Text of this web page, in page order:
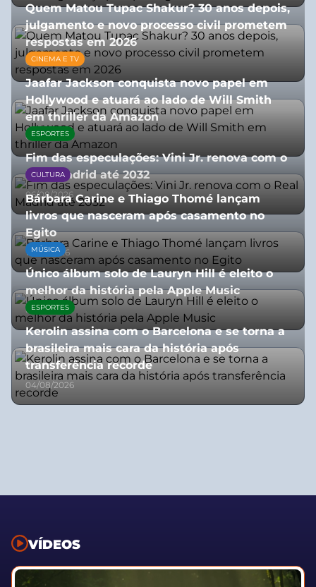
Quem Matou Tupac Shakur? 30 anos depois,
julgamento e novo processo civil prometem
respostas em 2026
05/08/2026
CINEMA E TV
Jaafar Jackson conquista novo papel em
Hollywood e atuará ao lado de Will Smith
em thriller da Amazon
06/08/2026
ESPORTES
Fim das especulações: Vini Jr. renova com o
Real Madrid até 2032
06/08/2026
CULTURA
Bárbara Carine e Thiago Thomé lançam
livros que nasceram após casamento no
Egito
10/07/2026
MÚSICA
Único álbum solo de Lauryn Hill é eleito o
melhor da história pela Apple Music
06/08/2026
ESPORTES
Kerolin assina com o Barcelona e se torna a
brasileira mais cara da história após
transferência recorde
04/08/2026
VÍDEOS